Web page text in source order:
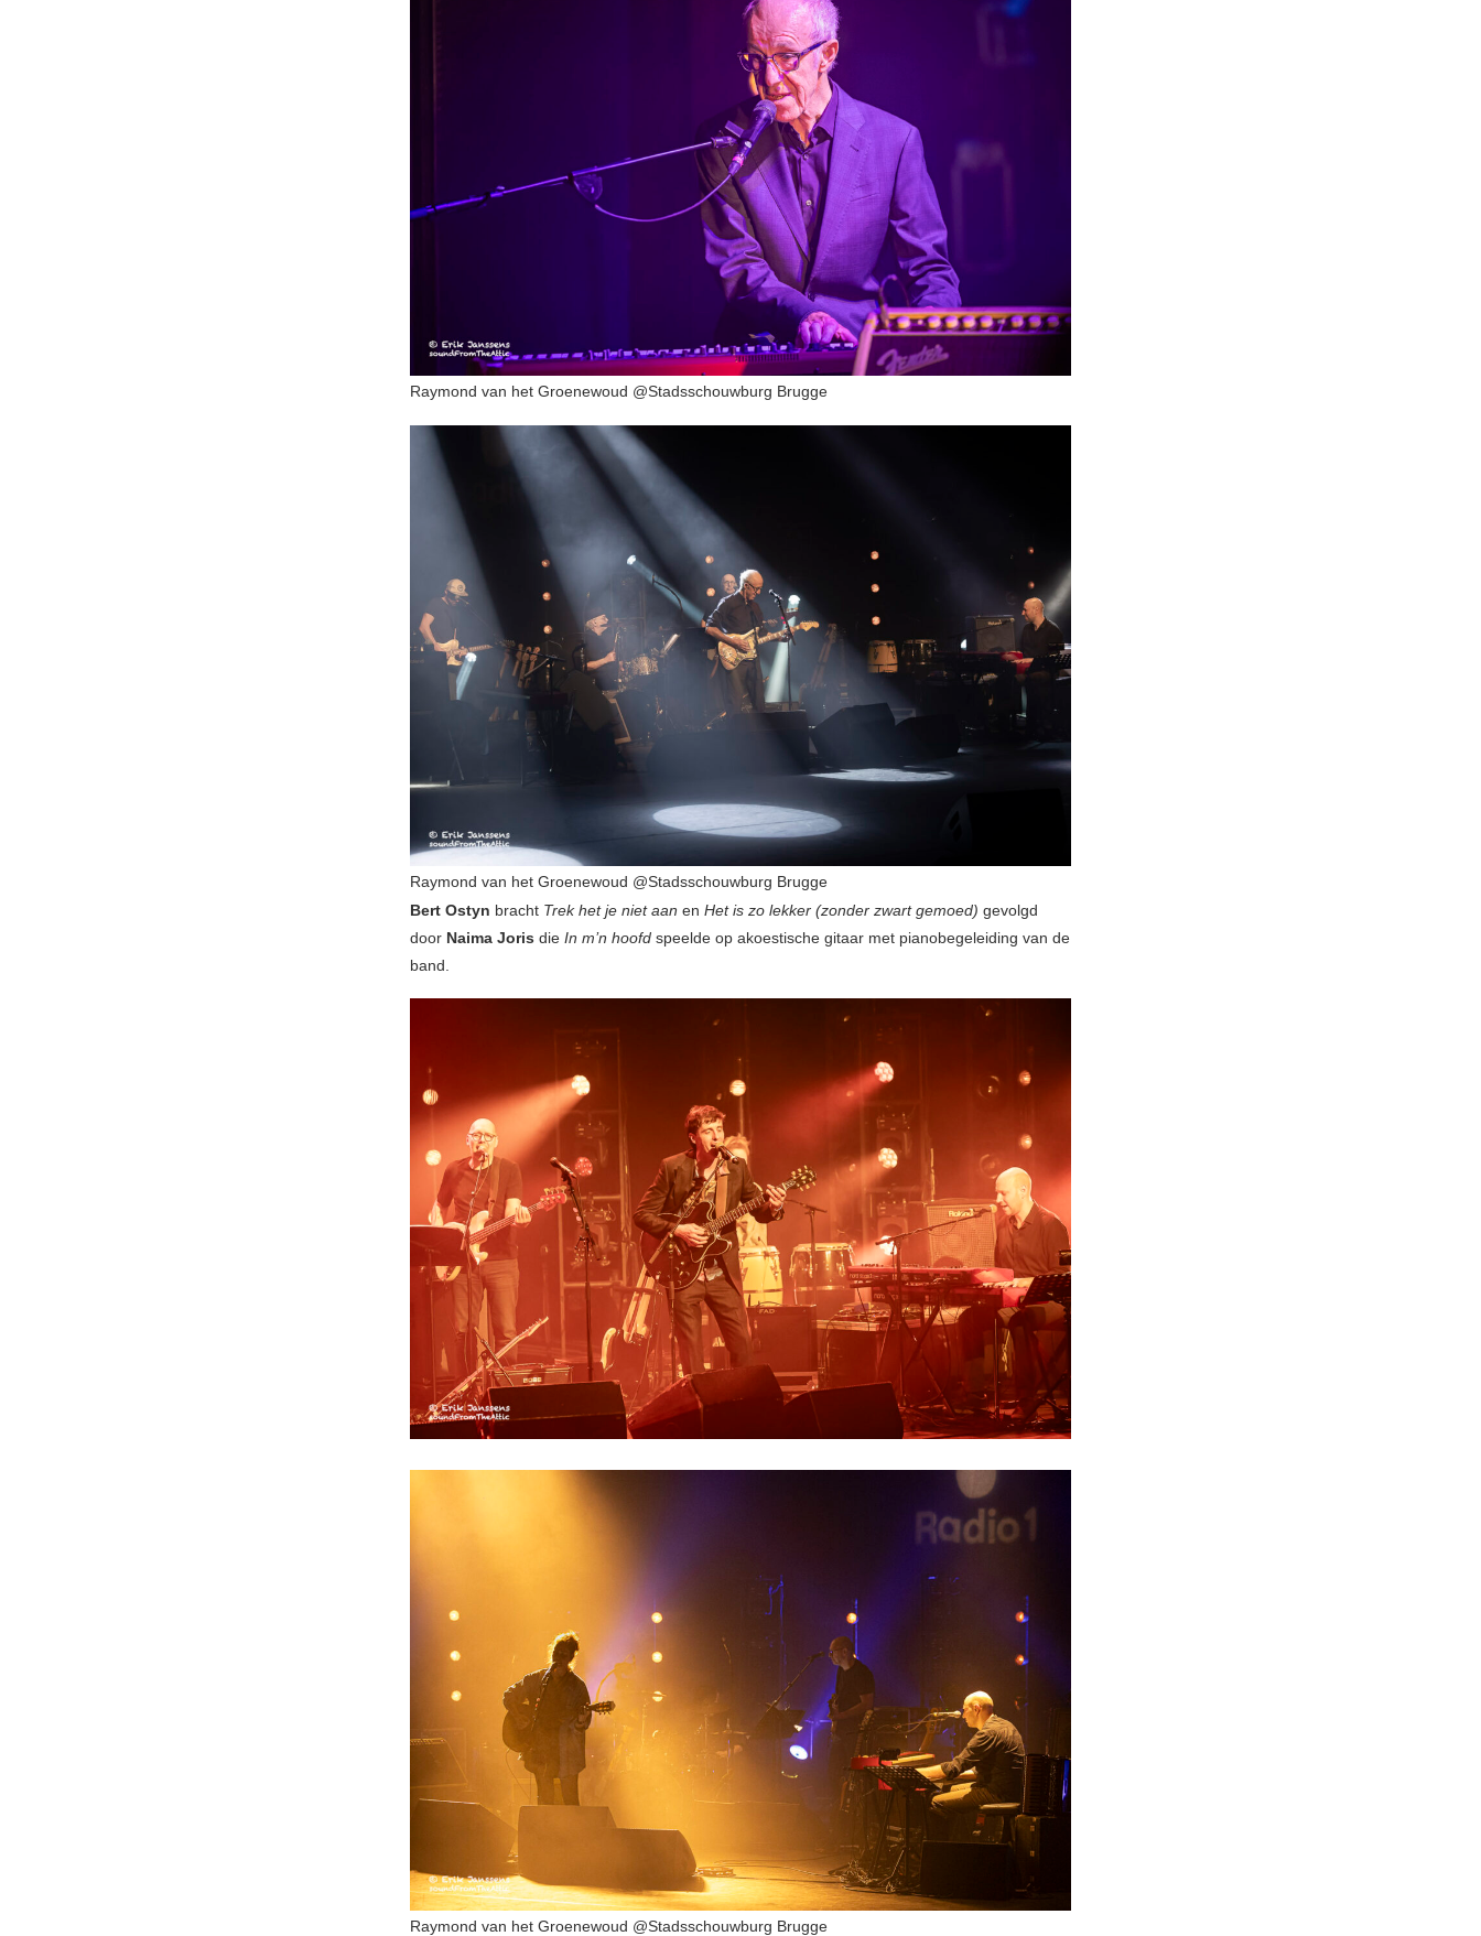
Raymond van het Groenewoud @Stadsschouwburg Brugge
Raymond van het Groenewoud @Stadsschouwburg Brugge
Bert Ostyn bracht Trek het je niet aan en Het is zo lekker (zonder zwart gemoed) gevolgd
door Naima Joris die In m’n hoofd speelde op akoestische gitaar met pianobegeleiding van de
band.
Raymond van het Groenewoud @Stadsschouwburg Brugge